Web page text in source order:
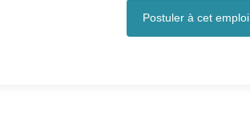
Postuler à cet emploi